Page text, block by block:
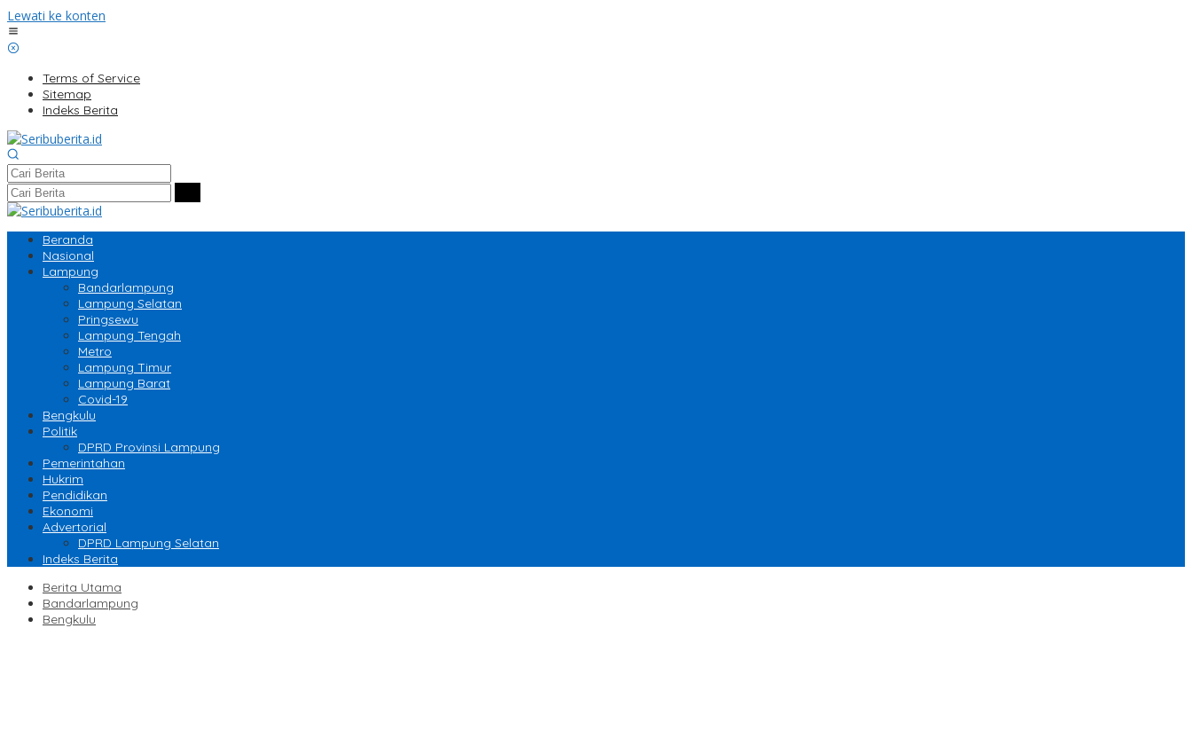
Lewati ke konten
Terms of Service
Sitemap
Indeks Berita
Beranda
Nasional
Lampung
Bandarlampung
Lampung Selatan
Pringsewu
Lampung Tengah
Metro
Lampung Timur
Lampung Barat
Covid-19
Bengkulu
Politik
DPRD Provinsi Lampung
Pemerintahan
Hukrim
Pendidikan
Ekonomi
Advertorial
DPRD Lampung Selatan
Indeks Berita
Berita Utama
Bandarlampung
Bengkulu